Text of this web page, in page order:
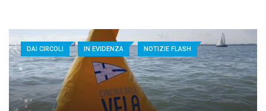
DAI CIRCOLI IN EVIDENZA NOTIZIE FLASH